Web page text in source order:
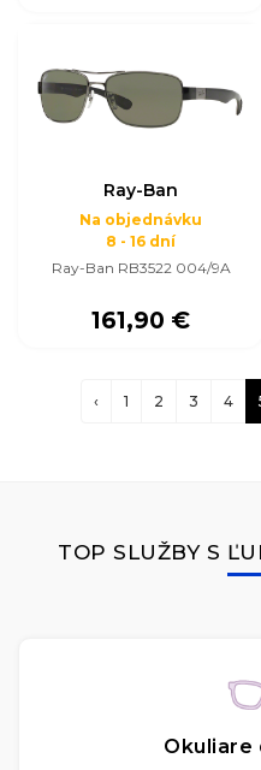
Ray-Ban
Na objednávku
8 - 16 dní
Ray-Ban RB3522 004/9A
161,90 €
‹ 1 2 3 4
TOP SLUŽBY S
Okuliare